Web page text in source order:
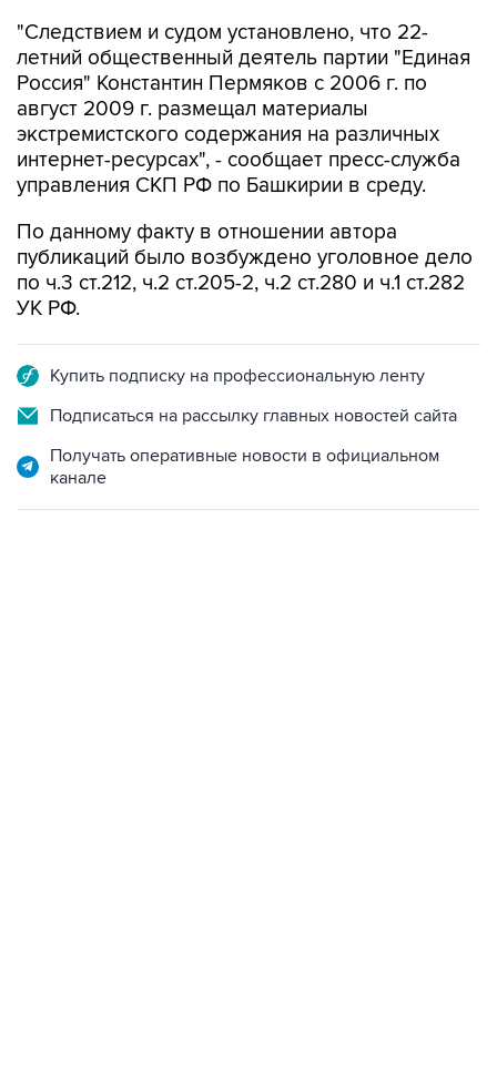
"Следствием и судом установлено, что 22-
летний общественный деятель партии "Единая
Россия" Константин Пермяков с 2006 г. по
август 2009 г. размещал материалы
экстремистского содержания на различных
интернет-ресурсах", - сообщает пресс-служба
управления СКП РФ по Башкирии в среду.
По данному факту в отношении автора
публикаций было возбуждено уголовное дело
по ч.3 ст.212, ч.2 ст.205-2, ч.2 ст.280 и ч.1 ст.282
УК РФ.
Купить подписку на профессиональную ленту
Подписаться на рассылку главных новостей сайта
Получать оперативные новости в официальном
канале